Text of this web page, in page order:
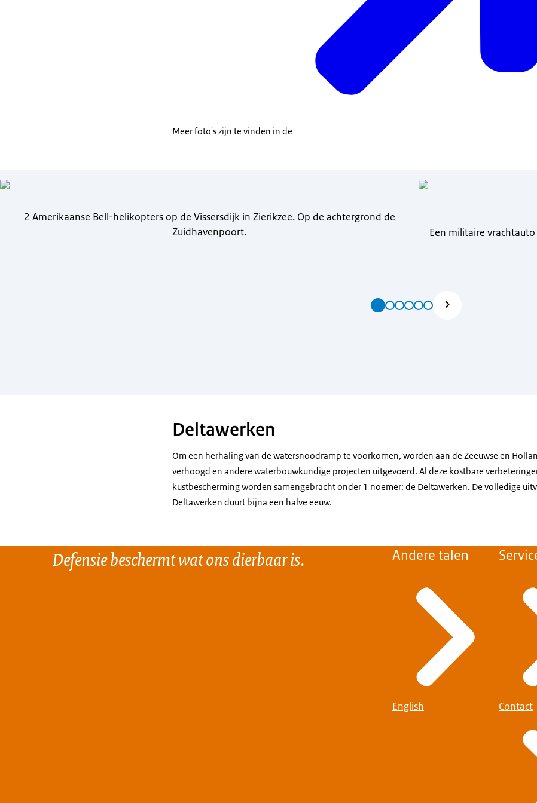
dat dat een immense militaire organisatie, operatie geweest is. Ik denk dat die in
Als je later, dus jaren later, collega's tegenkwam dan was het niet de vraag: Wanneer
opgekomen, maar: Ben je van voor of na de watersnood.
Meer foto's zijn te vinden in de
2 Amerikaanse Bell-helikopters op de Vissersdijk in Zierikzee. Op de achtergrond de
Zuidhavenpoort.
Een militaire
Deltawerken
Om een herhaling van de watersnoodramp te voorkomen, worden aan de Zeeuwse en
verhoogd en andere waterbouwkundige projecten uitgevoerd. Al deze kostbare
kustbescherming worden samengebracht onder 1 noemer: de Deltawerken. De volledige
Deltawerken duurt bijna een halve eeuw.
Defensie beschermt wat ons dierbaar is. Andere talen
English Contact